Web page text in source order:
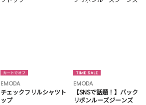
EMODA
チェックフリルシャツト
ップ
EMODA
【SNSで話題！】バック
リボンルーズジーンズ